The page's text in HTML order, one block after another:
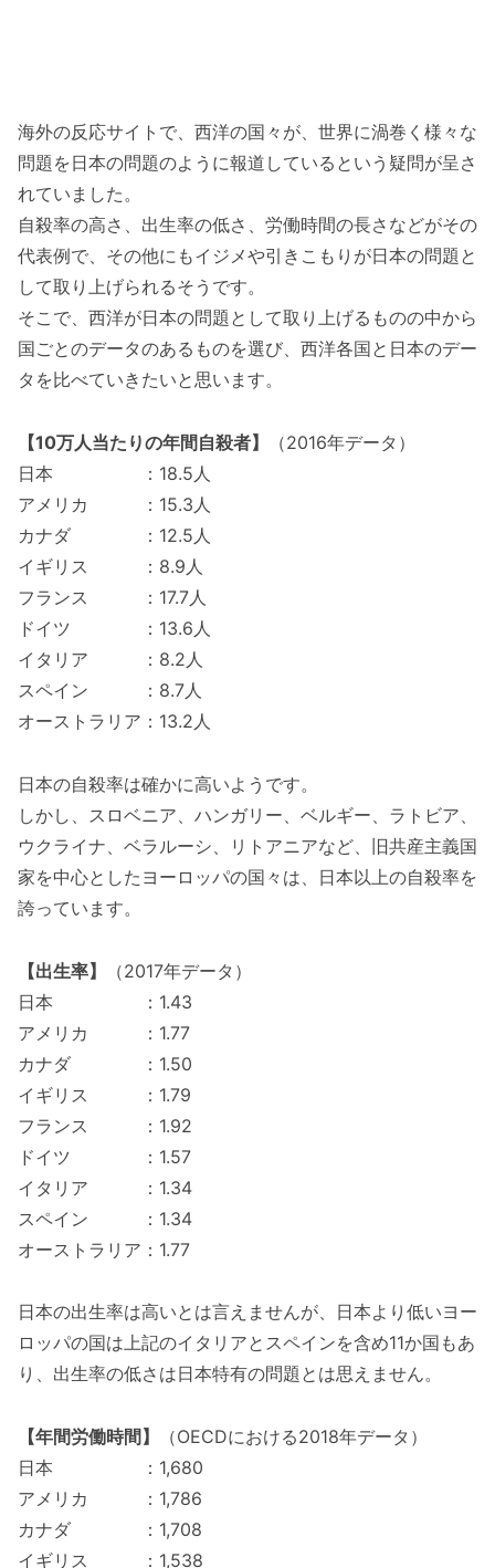
海外の反応サイトで、西洋の国々が、世界に渦巻く様々な
問題を日本の問題のように報道しているという疑問が呈さ
れていました。
自殺率の高さ、出生率の低さ、労働時間の長さなどがその
代表例で、その他にもイジメや引きこもりが日本の問題と
して取り上げられるそうです。
そこで、西洋が日本の問題として取り上げるものの中から
国ごとのデータのあるものを選び、西洋各国と日本のデー
タを比べていきたいと思います。
【10万人当たりの年間自殺者】
（2016年データ）
日本 ：18.5人
アメリカ ：15.3人
カナダ ：12.5人
イギリス ：8.9人
フランス ：17.7人
ドイツ ：13.6人
イタリア ：8.2人
スペイン ：8.7人
オーストラリア：13.2人
日本の自殺率は確かに高いようです。
しかし、スロベニア、ハンガリー、ベルギー、ラトビア、
ウクライナ、ベラルーシ、リトアニアなど、旧共産主義国
家を中心としたヨーロッパの国々は、日本以上の自殺率を
誇っています。
【出生率】
（2017年データ）
日本 ：1.43
アメリカ ：1.77
カナダ ：1.50
イギリス ：1.79
フランス ：1.92
ドイツ ：1.57
イタリア ：1.34
スペイン ：1.34
オーストラリア：1.77
日本の出生率は高いとは言えませんが、日本より低いヨー
ロッパの国は上記のイタリアとスペインを含め11か国もあ
り、出生率の低さは日本特有の問題とは思えません。
【年間労働時間】
（OECDにおける2018年データ）
日本 ：1,680
アメリカ ：1,786
カナダ ：1,708
イギリス ：1,538